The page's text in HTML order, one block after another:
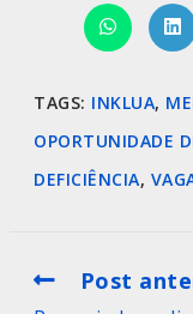
TAGS: INKLUA,
OPORTUNIDADE
DEFICIÊNCIA,
Post